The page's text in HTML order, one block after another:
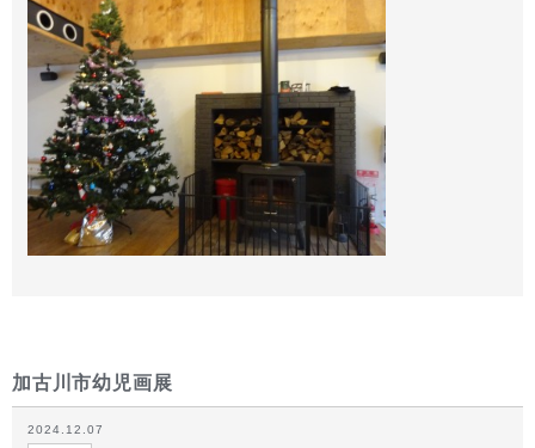
加古川市幼児画展
2024.12.07